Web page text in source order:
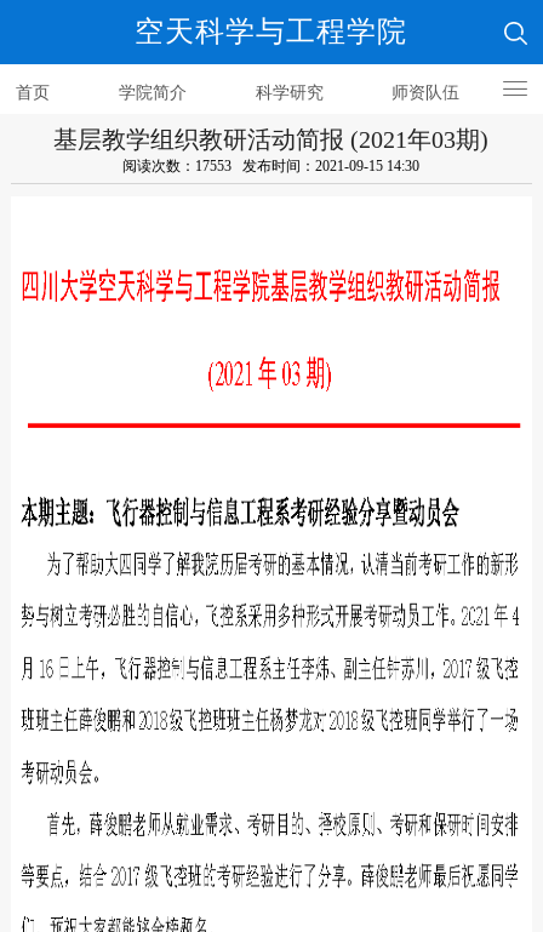
空天科学与工程学院
首页 学院简介 科学研究 师资队伍
人才培养基层教学组织教研活动简报 (2021年03期)
阅读次数：17553 发布时间：2021-09-15 14:30